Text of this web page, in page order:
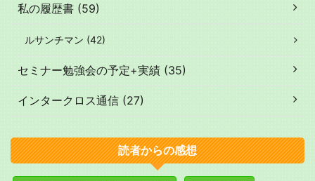
私の履歴書 (59)
ルサンチマン (42)
セミナー勉強会の予定+実績 (35)
インタークロス通信 (27)
読者からの感想